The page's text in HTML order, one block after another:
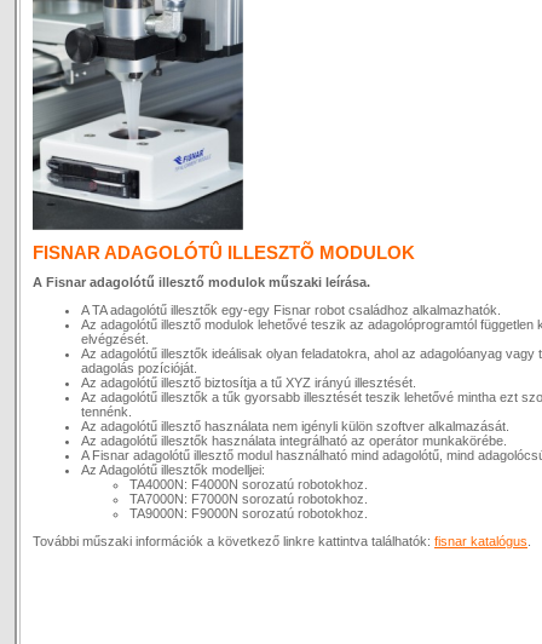
FISNAR ADAGOLÓTÛ ILLESZTÕ MODULOK
A Fisnar adagolótű illesztő modulok műszaki leírása.
A TA adagolótű illesztők egy-egy Fisnar robot családhoz alkalmazhatók.
Az adagolótű illesztő modulok lehetővé teszik az adagolóprogramtól független
elvégzését.
Az adagolótű illesztők ideálisak olyan feladatokra, ahol az adagolóanyag vagy
adagolás pozícióját.
Az adagolótű illesztő biztosítja a tű XYZ irányú illesztését.
Az adagolótű illesztők a tűk gyorsabb illesztését teszik lehetővé mintha ezt
tennénk.
Az adagolótű illesztő használata nem igényli külön szoftver alkalmazását.
Az adagolótű illesztők használata integrálható az operátor munkakörébe.
A Fisnar adagolótű illesztő modul használható mind adagolótű, mind
Az Adagolótű illesztők modelljei:
TA4000N: F4000N sorozatú robotokhoz.
TA7000N: F7000N sorozatú robotokhoz.
TA9000N: F9000N sorozatú robotokhoz.
További műszaki információk a következő linkre kattintva találhatók: fisnar katalógus